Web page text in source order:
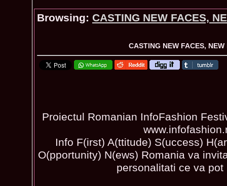
Browsing: CASTING NEW FACES,
CASTING NEW FACES, NEW
Proiectul Romanian InfoFashion
Info F(irst) A(ttitude) S(uccess)
O(pportunity) N(ews) Romania va
personalitati ce va pot